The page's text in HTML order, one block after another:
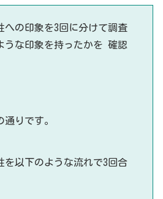
への印象を3回に分けて調査
うな印象を持ったかを 確認
りです。
を以下のような流れで3回合